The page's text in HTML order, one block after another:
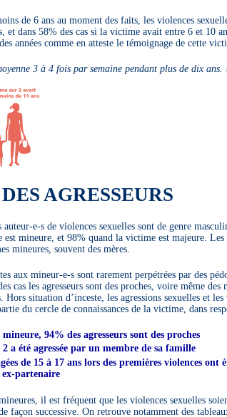
de 6 ans au moment des faits, les violences
et dans 58% des cas si la victime avait entre 6 et 10
années comme en atteste le témoignage de cette
3 à 4 fois par semaine pendant plus de dix ans.
AGRESSEURS
e-s de violences sexuelles sont de genre
mineure, et 98% quand la victime est majeure. Les
mineures, souvent des mères.
aux mineur-e-s sont rarement perpétrées par des
cas les agresseurs sont des proches, voire même
situation d’inceste, les agressions sexuelles et
du cercle de connaissances de la victime, dans
94% des agresseurs sont des proches
a été agressée par un membre de sa famille
de 15 à 17 ans lors des premières violences ont
partenaire
il est fréquent que les violences sexuelles
façon successive. On retrouve notamment des